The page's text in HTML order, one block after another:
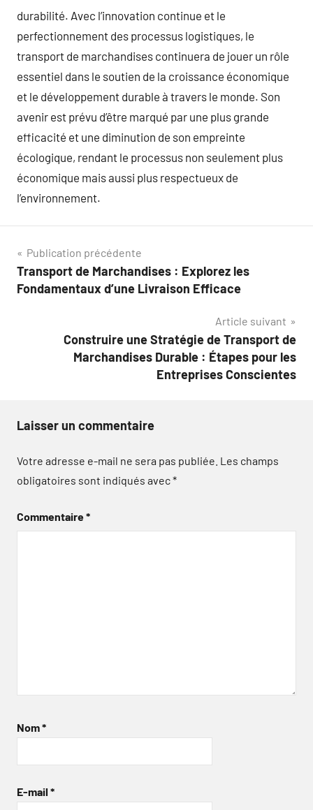
durabilité. Avec l’innovation continue et le
perfectionnement des processus logistiques, le
transport de marchandises continuera de jouer un rôle
essentiel dans le soutien de la croissance économique
et le développement durable à travers le monde. Son
avenir est prévu d’être marqué par une plus grande
efficacité et une diminution de son empreinte
écologique, rendant le processus non seulement plus
économique mais aussi plus respectueux de
l’environnement.
Navigation
de
Publication précédente
Transport de Marchandises : Explorez les
Fondamentaux d’une Livraison Efficace
Article suivant
Construire une Stratégie de Transport de
Marchandises Durable : Étapes pour les
Entreprises Conscientes
Laisser un commentaire
Votre adresse e-mail ne sera pas publiée. Les champs
obligatoires sont indiqués avec*
Commentaire*
Nom*
E-mail *